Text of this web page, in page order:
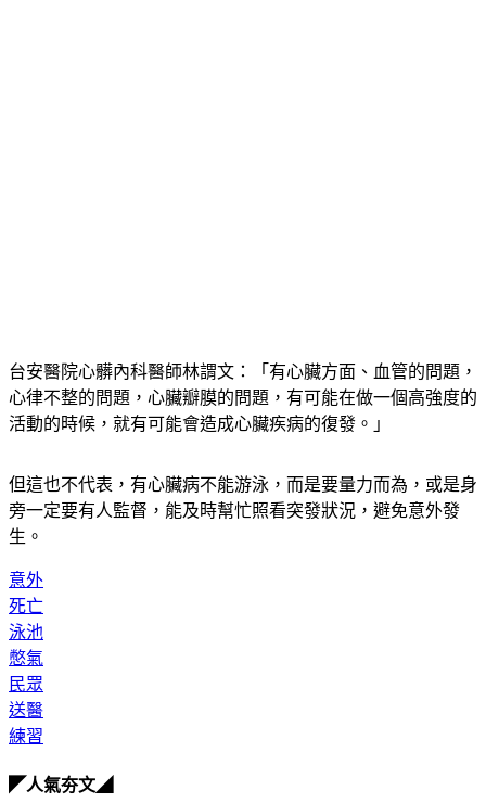
台安醫院心髒內科醫師林謂文：「有心臟方面、血管的問題，
心律不整的問題，心臟瓣膜的問題，有可能在做一個高強度的
活動的時候，就有可能會造成心臟疾病的復發。」
但這也不代表，有心臟病不能游泳，而是要量力而為，或是身
旁一定要有人監督，能及時幫忙照看突發狀況，避免意外發
生。
意外
死亡
泳池
憋氣
民眾
送醫
練習
◤人氣夯文◢